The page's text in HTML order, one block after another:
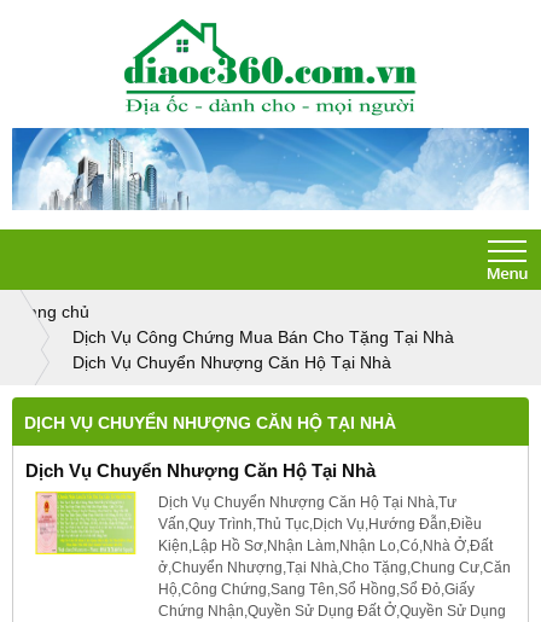
Trang chủ
Dịch Vụ Công Chứng Mua Bán Cho Tặng Tại Nhà
Dịch Vụ Chuyển Nhượng Căn Hộ Tại Nhà
DỊCH VỤ CHUYỂN NHƯỢNG CĂN HỘ TẠI NHÀ
Dịch Vụ Chuyển Nhượng Căn Hộ Tại Nhà
Dịch Vụ Chuyển Nhượng Căn Hộ Tại Nhà,Tư
Vấn,Quy Trình,Thủ Tục,Dịch Vụ,Hướng Đẫn,Điều
Kiện,Lập Hồ Sơ,Nhận Làm,Nhận Lo,Có,Nhà Ở,Đất
ở,Chuyển Nhượng,Tại Nhà,Cho Tặng,Chung Cư,Căn
Hộ,Công Chứng,Sang Tên,Sổ Hồng,Sổ Đỏ,Giấy
Chứng Nhận,Quyền Sử Dụng Đất Ở,Quyền Sử Dụng